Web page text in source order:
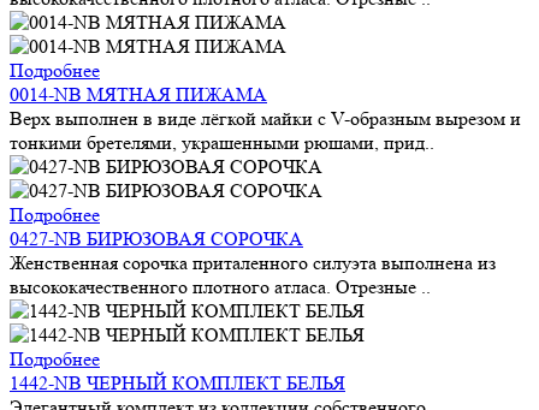
Подробнее
0014-NB МЯТНАЯ ПИЖАМА
Верх выполнен в виде лёгкой майки с V-образным вырезом и
тонкими бретелями, украшенными рюшами, прид..
Подробнее
0427-NB БИРЮЗОВАЯ СОРОЧКА
Женственная сорочка приталенного силуэта выполнена из
высококачественного плотного атласа. Отрезные ..
Подробнее
1442-NB ЧЕРНЫЙ КОМПЛЕКТ БЕЛЬЯ